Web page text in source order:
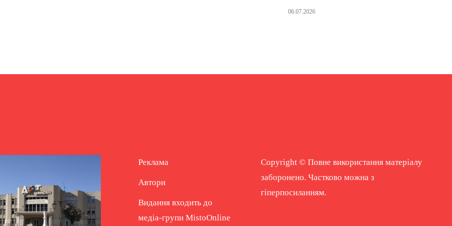
06.07.2026
Реклама
Автори
Видання входить до
медіа-групи MistoOnline
Copyright © Повне використання матеріалу
заборонено. Частково можна з
гіперпосиланням.